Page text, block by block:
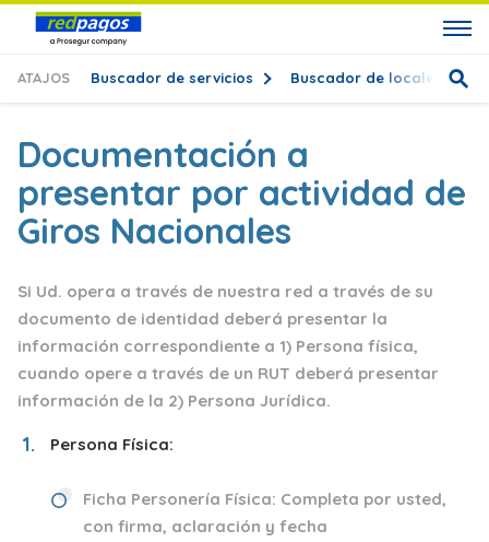
ATAJOS Buscador de servicios Buscador de locales
Documentación a
presentar por actividad de
Giros Nacionales
Si Ud. opera a través de nuestra red a través de su
documento de identidad deberá presentar la
información correspondiente a 1) Persona física,
cuando opere a través de un RUT deberá presentar
información de la 2) Persona Jurídica.
Persona Física:
Ficha Personería Física: Completa por usted,
con firma, aclaración y fecha